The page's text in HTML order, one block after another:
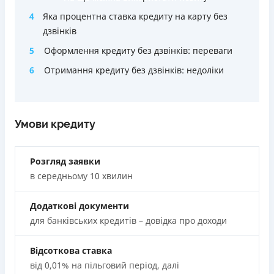
Через термінали Приватбанку
Ліцензія НБУ
Ліцензія переоформлена 27.03.2024 р.
використання промокоду;
Швидкий онлайн кредит на банківську картку без
застави та поручителів;
Процес повністю автоматизований і займає до 5
Верифікація BankID.
Недоліки
Нема програми лояльності для постійних клієнтів
Нема кредиту для юросіб (ФОП)
Немає цілодобової підтримки по телефону, в Viber,
Telegram, Facebook
Оплата на розрахунковий рахунок
Онлайн (через сайт або інтернет-банкінг)
4
Яка процентна ставка кредиту на карту без
дзвінків
5
Оформлення кредиту без дзвінків: переваги
6
Отримання кредиту без дзвінків: недоліки
Умови кредиту
Розгляд заявки
в середньому 10 хвилин
Додаткові документи
для банківських кредитів – довідка про доходи
Відсоткова ставка
від 0,01% на пільговий період, далі